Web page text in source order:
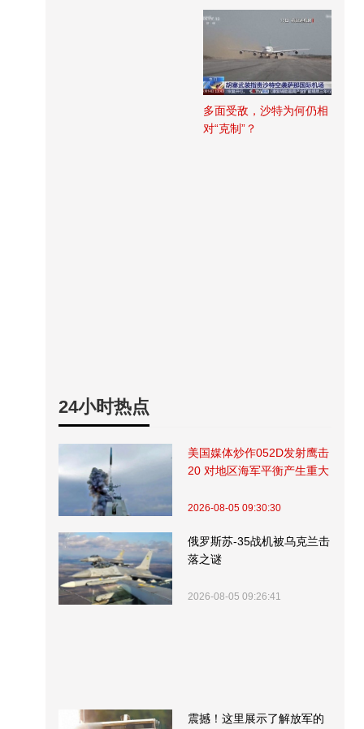
多面受敌，沙特为何仍相
对“克制”？
24小时热点
美国媒体炒作052D发射鹰击
20 对地区海军平衡产生重大
2026-08-05 09:30:30
俄罗斯苏-35战机被乌克兰击
落之谜
2026-08-05 09:26:41
震撼！这里展示了解放军的